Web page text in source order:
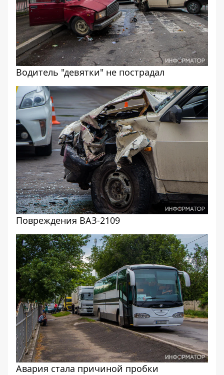
Водитель "девятки" не пострадал
Повреждения ВАЗ-2109
Авария стала причиной пробки